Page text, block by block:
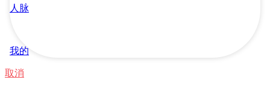
人脉
我的
取消